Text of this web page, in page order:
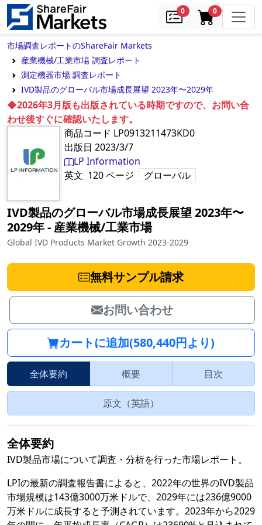
0samples0in cart
市場調査レポートのShareFair Markets
産業機械/工業市場 調査レポート
測定機器市場 調査レポート
IVD製品のグローバル市場成長展望 2023年〜2029年
◆2026年3月版も出版されている時期ですので、お問い合
わせ後すぐに確認いたします。
商品コード LP0913211473KD0
出版日 2023/3/7
LP Information
英文 120ページ グローバル
IVD製品のグローバル市場成長展望 2023年〜
2029年‐ 産業機械/工業市場
Global IVD Products Market Growth 2023-2029
無料サンプル請求
お問い合わせ
カートに追加(580,440円より)
全体要約 概要 目次
原文（英語）
全体要約
IVD製品市場について調査・分析を行った市場レポート。
LPIの最新の調査報告書によると、2022年の世界のIVD製品
市場規模は143億3000万米ドルで、2029年には236億9000
万米ドルに成長すると予測されています。2023年から2029